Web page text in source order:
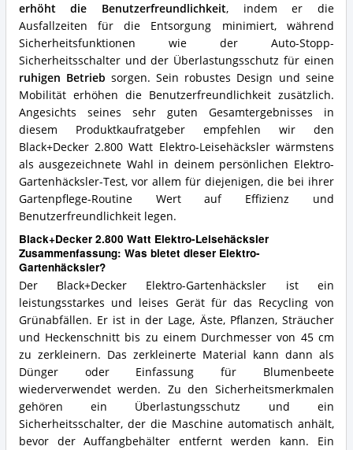
erhöht die Benutzerfreundlichkeit, indem er die
Ausfallzeiten für die Entsorgung minimiert, während
Sicherheitsfunktionen wie der Auto-Stopp-
Sicherheitsschalter und der Überlastungsschutz für einen
ruhigen Betrieb sorgen. Sein robustes Design und seine
Mobilität erhöhen die Benutzerfreundlichkeit zusätzlich.
Angesichts seines sehr guten Gesamtergebnisses in
diesem Produktkaufratgeber empfehlen wir den
Black+Decker 2.800 Watt Elektro-Leisehäcksler wärmstens
als ausgezeichnete Wahl in deinem persönlichen Elektro-
Gartenhäcksler-Test, vor allem für diejenigen, die bei ihrer
Gartenpflege-Routine Wert auf Effizienz und
Benutzerfreundlichkeit legen.
Black+Decker 2.800 Watt Elektro-Leisehäcksler
Zusammenfassung: Was bietet dieser Elektro-
Gartenhäcksler?
Der Black+Decker Elektro-Gartenhäcksler ist ein
leistungsstarkes und leises Gerät für das Recycling von
Grünabfällen. Er ist in der Lage, Äste, Pflanzen, Sträucher
und Heckenschnitt bis zu einem Durchmesser von 45 cm
zu zerkleinern. Das zerkleinerte Material kann dann als
Dünger oder Einfassung für Blumenbeete
wiederverwendet werden. Zu den Sicherheitsmerkmalen
gehören ein Überlastungsschutz und ein
Sicherheitsschalter, der die Maschine automatisch anhält,
bevor der Auffangbehälter entfernt werden kann. Ein